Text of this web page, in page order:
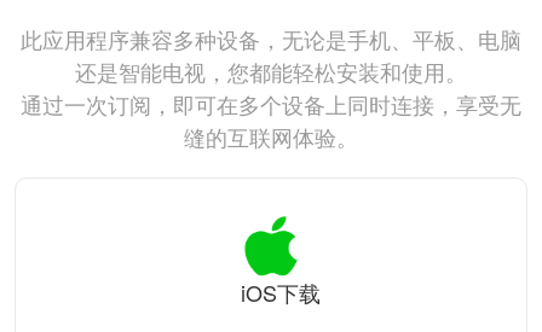
此应用程序兼容多种设备，无论是手机、平板、电脑
还是智能电视，您都能轻松安装和使用。
通过一次订阅，即可在多个设备上同时连接，享受无
缝的互联网体验。
iOS下载